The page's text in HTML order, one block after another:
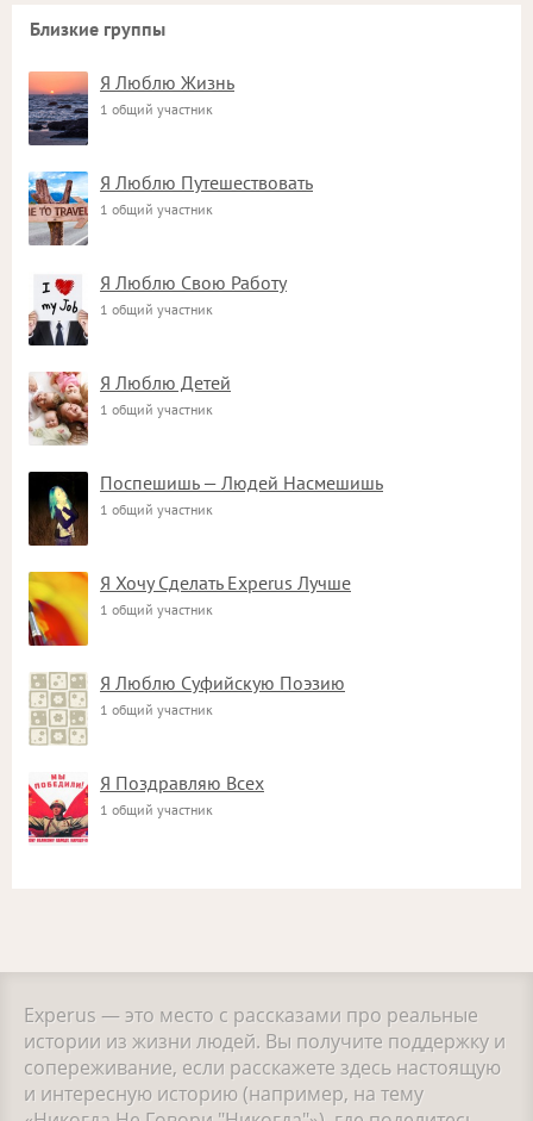
Близкие группы
Я Люблю Жизнь
1 общий участник
Я Люблю Путешествовать
1 общий участник
Я Люблю Свою Работу
1 общий участник
Я Люблю Детей
1 общий участник
Поспешишь — Людей Насмешишь
1 общий участник
Я Хочу Сделать Experus Лучше
1 общий участник
Я Люблю Суфийскую Поэзию
1 общий участник
Я Поздравляю Всех
1 общий участник
Experus — это место с рассказами про реальные
истории из жизни людей. Вы получите поддержку и
сопереживание, если расскажете здесь настоящую
и интересную историю (например, на тему